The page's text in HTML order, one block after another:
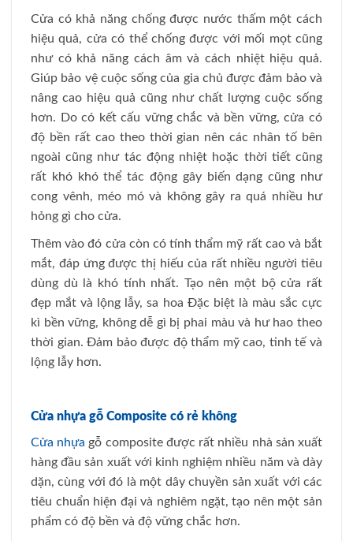
Cửa có khả năng chống được nước thấm một cách
hiệu quả, cửa có thể chống được với mối mọt cũng
như có khả năng cách âm và cách nhiệt hiệu quả.
Giúp bảo vệ cuộc sống của gia chủ được đảm bảo và
nâng cao hiệu quả cũng như chất lượng cuộc sống
hơn. Do có kết cấu vững chắc và bền vững, cửa có
độ bền rất cao theo thời gian nên các nhân tố bên
ngoài cũng như tác động nhiệt hoặc thời tiết cũng
rất khó khó thể tác động gây biến dạng cũng như
cong vênh, méo mó và không gây ra quá nhiều hư
hỏng gì cho cửa.
Thêm vào đó cửa còn có tính thẩm mỹ rất cao và bắt
mắt, đáp ứng được thị hiếu của rất nhiều người tiêu
dùng dù là khó tính nhất. Tạo nên một bộ cửa rất
đẹp mắt và lộng lẫy, sa hoa Đặc biệt là màu sắc cực
kì bền vững, không dễ gì bị phai màu và hư hao theo
thời gian. Đảm bảo được độ thẩm mỹ cao, tinh tế và
lộng lẫy hơn.
Cửa nhựa gỗ Composite có rẻ không
Cửa nhựa gỗ composite được rất nhiều nhà sản xuất
hàng đầu sản xuất với kinh nghiệm nhiều năm và dày
dặn, cùng với đó là một dây chuyền sản xuất với các
tiêu chuẩn hiện đại và nghiêm ngặt, tạo nên một sản
phẩm có độ bền và độ vững chắc hơn.